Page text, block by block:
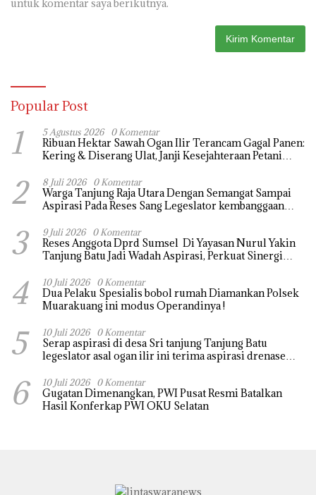
untuk komentar saya berikutnya.
Popular Post
1 5 Agustus 2026 0 Komentar
Ribuan Hektar Sawah Ogan Ilir Terancam Gagal Panen:
Kering & Diserang Ulat, Janji Kesejahteraan Petani
2 8 Juli 2026 0 Komentar
Warga Tanjung Raja Utara Dengan Semangat Sampai
Aspirasi Pada Reses Sang Legeslator kembanggaan
Segera di realisaikan
3 9 Juli 2026 0 Komentar
Reses Anggota Dprd Sumsel Di Yayasan Nurul Yakin
Tanjung Batu Jadi Wadah Aspirasi, Perkuat Sinergi
4 10 Juli 2026 0 Komentar
Dua Pelaku Spesialis bobol rumah Diamankan Polsek
Muarakuang ini modus Operandinya !
5 10 Juli 2026 0 Komentar
Serap aspirasi di desa Sri tanjung Tanjung Batu
legeslator asal ogan ilir ini terima aspirasi drenase
hujan
6 10 Juli 2026 0 Komentar
Gugatan Dimenangkan, PWI Pusat Resmi Batalkan
Hasil Konferkap PWI OKU Selatan